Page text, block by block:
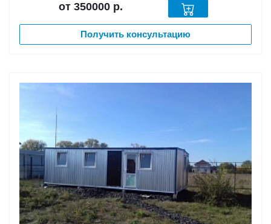
от 350000 р.
Получить консультацию